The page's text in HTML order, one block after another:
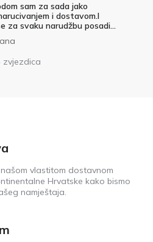
sam za sada jako
i dostavom.I
za svaku narudžbu posadi...
zvjezdica
vlastitom dostavnom
Hrvatske kako bismo
namještaja.